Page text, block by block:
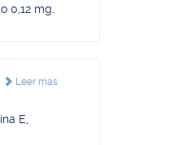
0,12 mg.
Leer más
E,